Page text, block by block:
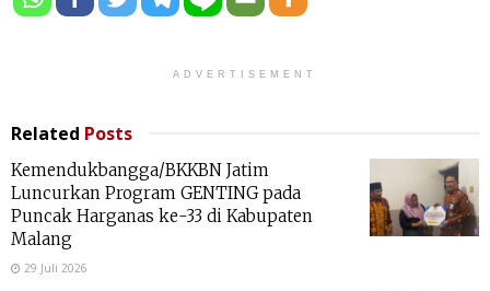
ADVERTISEMENT
Related Posts
Kemendukbangga/BKKBN Jatim
Luncurkan Program GENTING pada
Puncak Harganas ke-33 di Kabupaten
Malang
29 Juli 2026